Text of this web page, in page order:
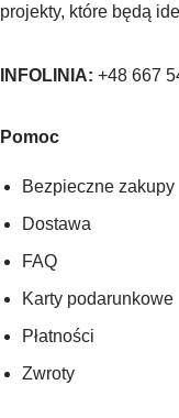
projekty, które będą
INFOLINIA: +48 667
Pomoc
Bezpieczne zakupy
Dostawa
FAQ
Karty podarunkowe
Płatności
Zwroty